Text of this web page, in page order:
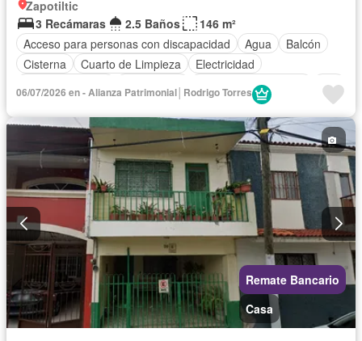
Zapotiltic
3 Recámaras
2.5 Baños
146 m²
Acceso para personas con discapacidad
Agua
Balcón
Cisterna
Cuarto de Limpieza
Electricidad
Gas natural Recámara con closet
Wifi
06/07/2026 en - Alianza Patrimonial│Rodrigo Torres
Remate Bancario
Casa